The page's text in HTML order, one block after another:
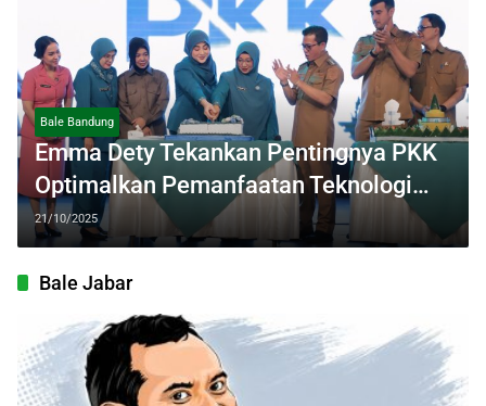
Bale Bandung
Emma Dety Tekankan Pentingnya PKK
Optimalkan Pemanfaatan Teknologi
Digital
21/10/2025
Bale Jabar